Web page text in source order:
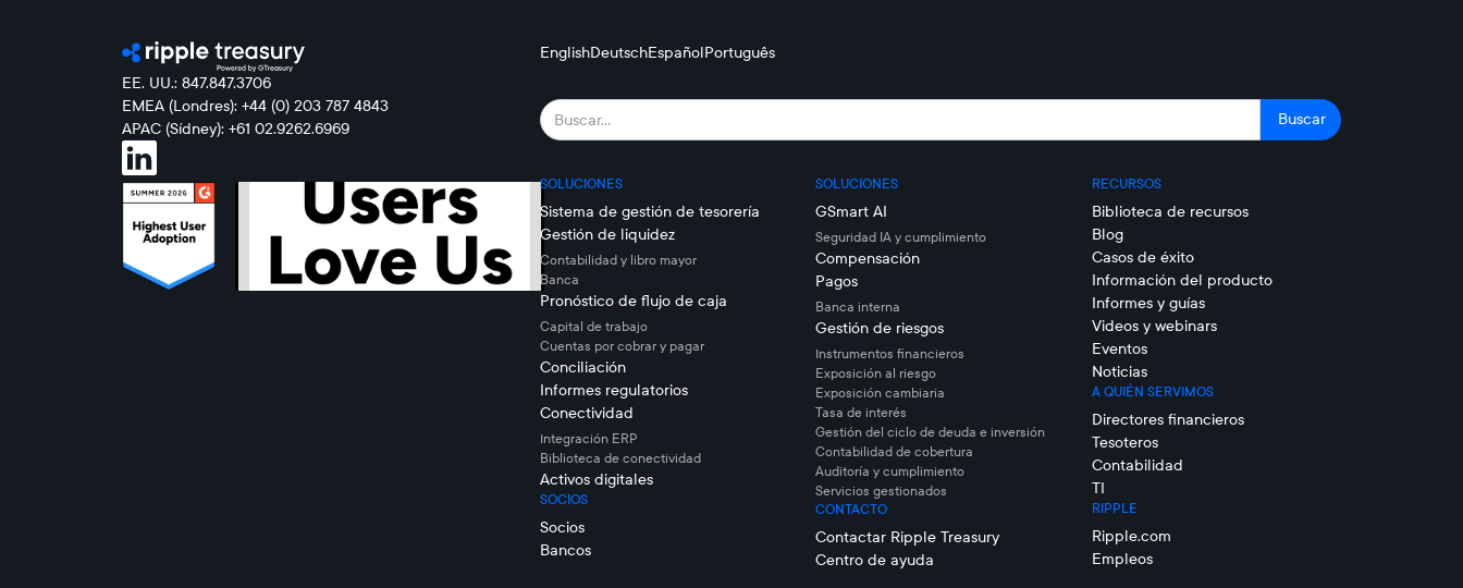
EE. UU.: 847.847.3706
EMEA (Londres): +44 (0) 203 787 4843
APAC (Sídney): +61 02.9262.6969
EnglishDeutschEspañolPortuguês
SOLUCIONES
Sistema de gestión de tesorería
Gestión de liquidez
Contabilidad y libro mayor
Banca
Pronóstico de flujo de caja
Capital de trabajo
Cuentas por cobrar y pagar
Conciliación
Informes regulatorios
Conectividad
Integración ERP
Biblioteca de conectividad
Activos digitales
SOCIOS
Socios
Bancos
SOLUCIONES
GSmart AI
Seguridad IA y cumplimiento
Compensación
Pagos
Banca interna
Gestión de riesgos
Instrumentos financieros
Exposición al riesgo
Exposición cambiaria
Tasa de interés
Gestión del ciclo de deuda e inversión
Contabilidad de cobertura
Auditoría y cumplimiento
Servicios gestionados
CONTACTO
Contactar Ripple Treasury
Centro de ayuda
RECURSOS
Biblioteca de recursos
Blog
Casos de éxito
Información del producto
Informes y guías
Videos y webinars
Eventos
Noticias
A QUIÉN SERVIMOS
Directores financieros
Tesoteros
Contabilidad
TI
RIPPLE
Ripple.com
Empleos